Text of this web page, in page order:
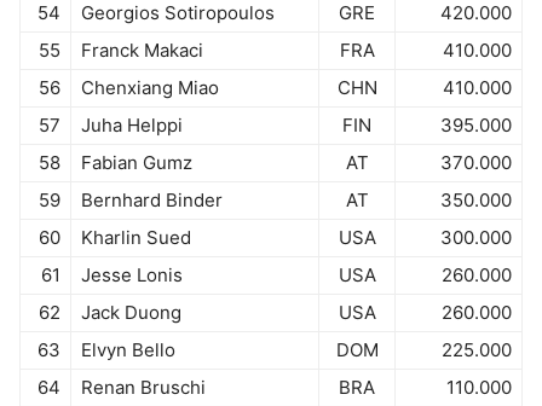
54
Georgios Sotiropoulos GRE
420.000
55
Franck Makaci FRA
410.000
56
Chenxiang Miao CHN
410.000
57
Juha Helppi FIN
395.000
58
Fabian Gumz AT
370.000
59
Bernhard Binder AT
350.000
60
Kharlin Sued USA
300.000
61
Jesse Lonis USA
260.000
62
Jack Duong USA
260.000
63
Elvyn Bello DOM
225.000
64
Renan Bruschi BRA 110.000